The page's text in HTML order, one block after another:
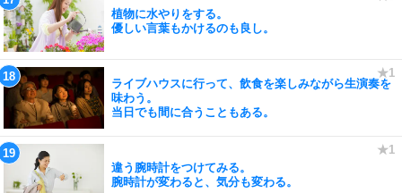
植物に水やりをする。
優しい言葉もかけるのも良し。
ライブハウスに行って、飲食を楽しみながら生演奏を
味わう。
当日でも間に合うこともある。
違う腕時計をつけてみる。
腕時計が変わると、気分も変わる。